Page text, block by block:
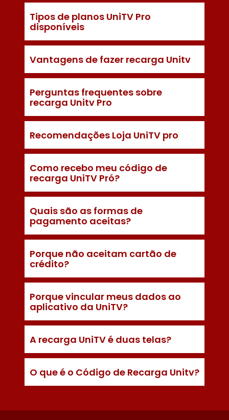
Tipos de planos UniTV Pro
disponíveis
Vantagens de fazer recarga Unitv
Perguntas frequentes sobre
recarga Unitv Pro
Recomendações Loja UniTV pro
Como recebo meu código de
recarga UniTV Pró?
Quais são as formas de
pagamento aceitas?
Porque não aceitam cartão de
crédito?
Porque vincular meus dados ao
aplicativo da UniTV?
A recarga UniTV é duas telas?
O que é o Código de Recarga Unitv?